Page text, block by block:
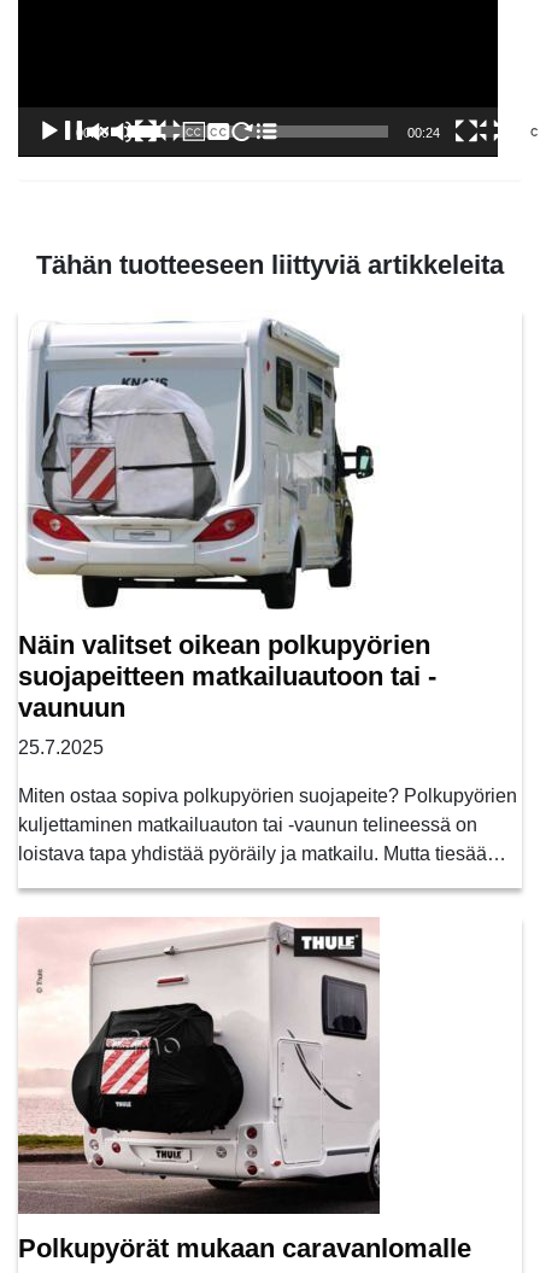
00:00 00:24
Tähän tuotteeseen liittyviä artikkeleita
Näin valitset oikean polkupyörien
suojapeitteen matkailuautoon tai -
vaunuun
25.7.2025
Miten ostaa sopiva polkupyörien suojapeite? Polkupyörien
kuljettaminen matkailuauton tai -vaunun telineessä on
loistava tapa yhdistää pyöräily ja matkailu. Mutta tiesää…
Polkupyörät mukaan caravanlomalle